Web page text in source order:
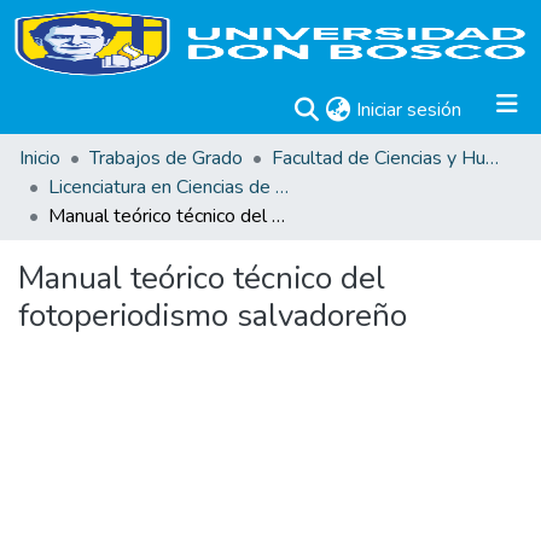
Iniciar sesión (current)
Inicio
Trabajos de Grado
Facultad de Ciencias y Humanidades
Licenciatura en Ciencias de la Comunicación
Manual teórico técnico del fotoperiodismo salvadoreño
Manual teórico técnico del
fotoperiodismo salvadoreño